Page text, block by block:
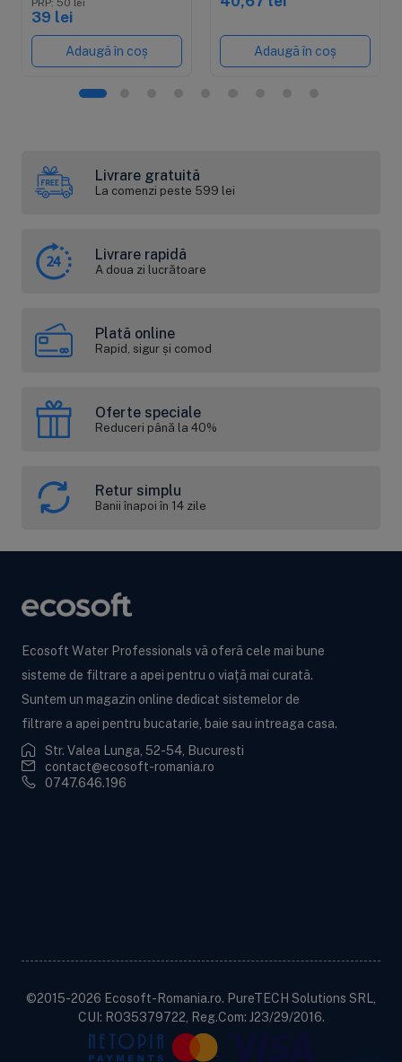
conectori rapizi de 1/4",
10.8"x2"
39 lei
Adaugă în coș
potasiu, conectori rapizi
Adaugă în coș
Livrare gratuită
La comenzi peste 599 lei
Livrare rapidă
A doua zi lucrătoare
Plată online
Rapid, sigur și comod
Oferte speciale
Reduceri până la 40%
Retur simplu
Banii înapoi în 14 zile
Ecosoft Water Professionals vă oferă cele mai bune
sisteme de filtrare a apei pentru o viață mai curată.
Suntem un magazin online dedicat sistemelor de
filtrare a apei pentru bucatarie, baie sau intreaga casa.
Str. Valea Lunga, 52-54, Bucuresti
contact@ecosoft-romania.ro
0747.646.196
©2015-2026 Ecosoft-Romania.ro. PureTECH Solutions SRL,
CUI: RO35379722, Reg.Com: J23/29/2016.